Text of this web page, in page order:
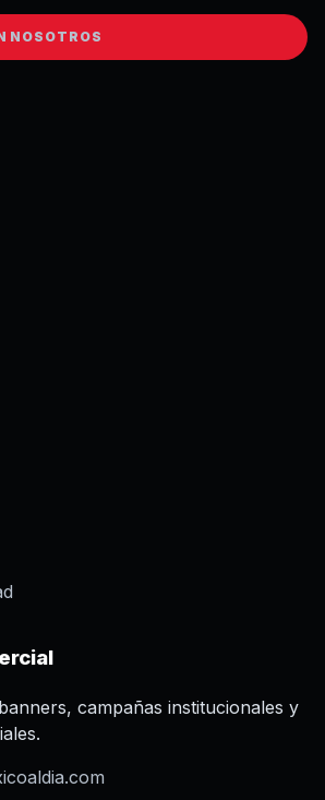
NOSOTROS
campañas institucionales y